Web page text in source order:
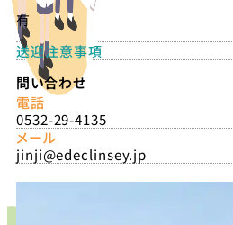
有
送迎注意事項
問い合わせ
電話
0532-29-4135
メール
jinji@edeclinsey.jp